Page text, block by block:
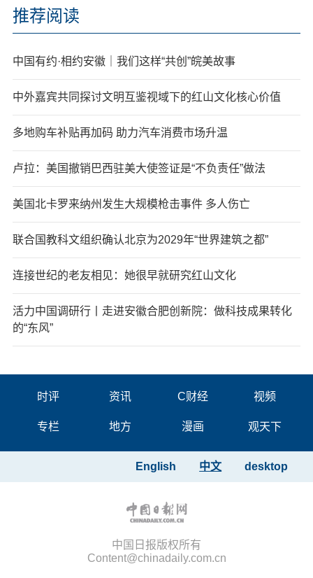
推荐阅读
中国有约·相约安徽｜我们这样“共创”皖美故事
中外嘉宾共同探讨文明互鉴视域下的红山文化核心价值
多地购车补贴再加码 助力汽车消费市场升温
卢拉：美国撤销巴西驻美大使签证是“不负责任”做法
美国北卡罗来纳州发生大规模枪击事件 多人伤亡
联合国教科文组织确认北京为2029年“世界建筑之都”
连接世纪的老友相见：她很早就研究红山文化
活力中国调研行丨走进安徽合肥创新院：做科技成果转化
的“东风”
时评 资讯 C财经 视频
专栏 地方 漫画 观天下
desktop
中文
English
中国日报版权所有
Content@chinadaily.com.cn